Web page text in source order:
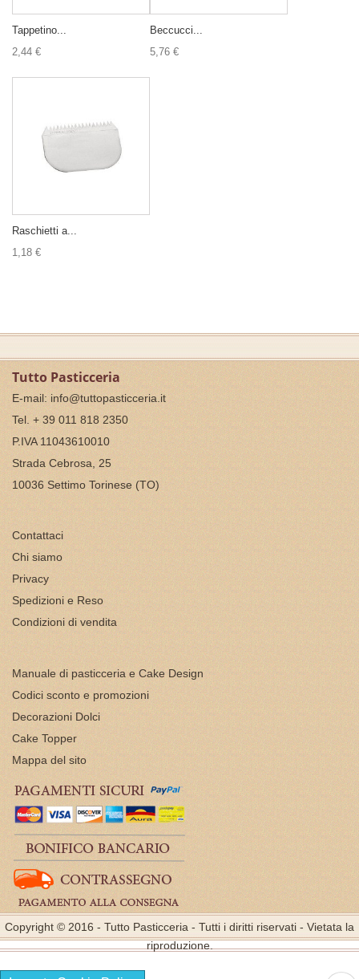
Tappetino...
2,44 €
Beccucci...
5,76 €
Raschietti a...
1,18 €
Tutto Pasticceria
E-mail: info@tuttopasticceria.it
Tel. + 39 011 818 2350
P.IVA 11043610010
Strada Cebrosa, 25
10036 Settimo Torinese (TO)
Contattaci
Chi siamo
Privacy
Spedizioni e Reso
Condizioni di vendita
Manuale di pasticceria e Cake Design
Codici sconto e promozioni
Decorazioni Dolci
Cake Topper
Mappa del sito
Copyright © 2016 - Tutto Pasticceria - Tutti i diritti riservati - Vietata la
riproduzione.